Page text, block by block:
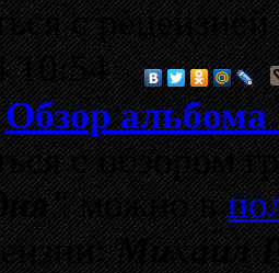
с
10:54
Обзор
с обзором
можно в
Михаил